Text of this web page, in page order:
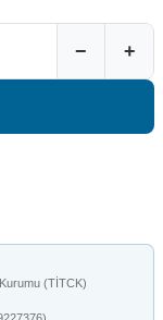
− +
(TİTCK)